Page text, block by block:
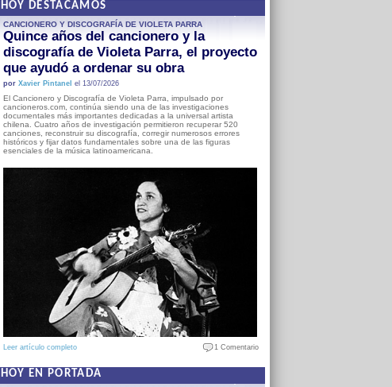
HOY DESTACAMOS
CANCIONERO Y DISCOGRAFÍA DE VIOLETA PARRA
Quince años del cancionero y la
discografía de Violeta Parra, el proyecto
que ayudó a ordenar su obra
por Xavier Pintanel el 13/07/2026
El Cancionero y Discografía de Violeta Parra, impulsado por
cancioneros.com, continúa siendo una de las investigaciones
documentales más importantes dedicadas a la universal artista
chilena. Cuatro años de investigación permitieron recuperar 520
canciones, reconstruir su discografía, corregir numerosos errores
históricos y fijar datos fundamentales sobre una de las figuras
esenciales de la música latinoamericana.
Leer artículo completo 1 Comentario
HOY EN PORTADA